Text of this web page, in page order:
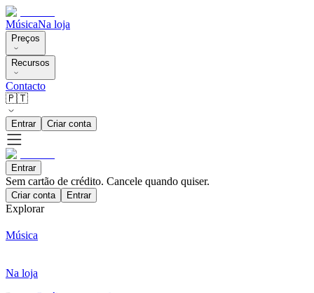
MúsicaNa loja
Preços
Recursos
Contacto
🇵🇹
Entrar Criar conta
Entrar
Sem cartão de crédito. Cancele quando quiser.
Criar conta Entrar
Explorar
Música
Na loja